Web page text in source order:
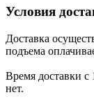
Условия
Доставка
подъема
Время доставки с
нет.